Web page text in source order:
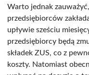
Warto jednak
przedsiębiorców
upływie sześciu
przedsiębiorcy będą
składek ZUS, co z
koszty. Natomiast